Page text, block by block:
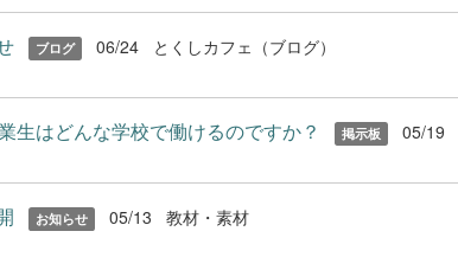
ブログ 06/24 とくしカフェ（ブログ）
はどんな学校で働けるのですか？ 掲示板 05/19
お知らせ 05/13 教材・素材